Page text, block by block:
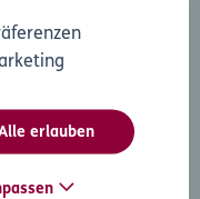
erlauben
geraten, hilft